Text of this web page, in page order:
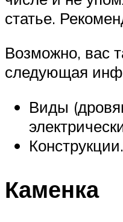
статье.
Возможно, вас
следующая
Виды
Конструкции.
Каменка